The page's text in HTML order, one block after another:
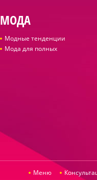
МОДА
Модные тенденции
Мода для полных
Меню